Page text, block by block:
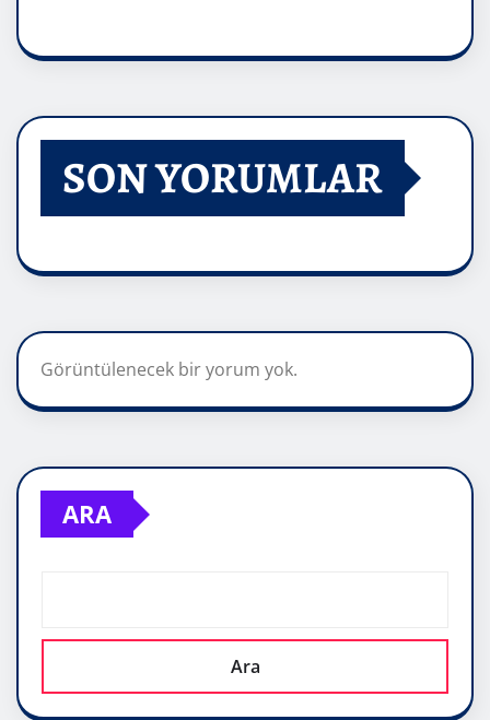
SON YORUMLAR
Görüntülenecek bir yorum yok.
ARA
Ara